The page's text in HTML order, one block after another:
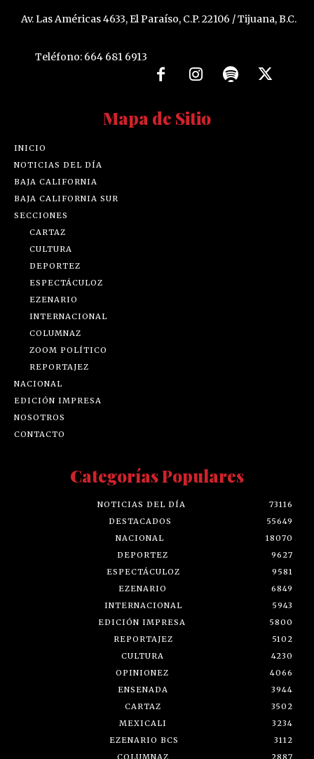
Av. Las Américas 4633, El Paraíso, C.P. 22106 / Tijuana, B.C.
Teléfono: 664 681 6913
Mapa de Sitio
INICIO
NOTICIAS DEL DÍA
BAJA CALIFORNIA
BAJA CALIFORNIA SUR
SECCIONES
CARTAZ
CULTURA
DEPORTEZ
ESPECTÁCULOZ
EZENARIO
INTERNACIONAL
COLUMNAZ
ZOOM POLÍTICO
REPORTAJEZ
NACIONAL
EDICIÓN IMPRESA
NOSOTROS
CONTACTO
Categorías Populares
NOTICIAS DEL DÍA
73116
DESTACADOS
55649
NACIONAL
18070
DEPORTEZ
9627
ESPECTÁCULOZ
9581
EZENARIO
6849
INTERNACIONAL
5943
EDICIÓN IMPRESA
5800
REPORTAJEZ
5102
CULTURA
4230
OPINIONEZ
4066
ENSENADA
3944
CARTAZ
3502
MEXICALI
3234
EZENARIO BCS
3112
COLUMNAZ
2887